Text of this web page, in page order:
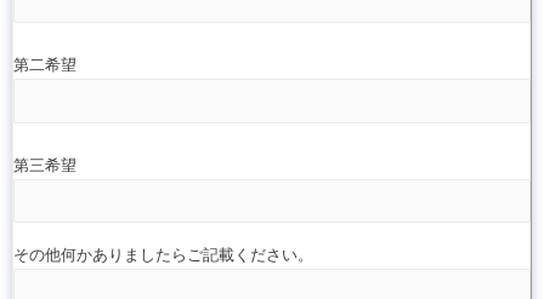
第二希望
第三希望
その他何かありましたらご記載ください。